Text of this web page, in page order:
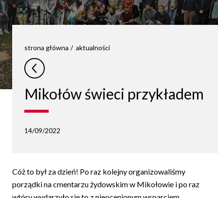
strona główna aktualności
Mikołów świeci przykładem
14/09/2022
Cóż to był za dzień! Po raz kolejny organizowaliśmy
porządki na cmentarzu żydowskim w Mikołowie i po raz